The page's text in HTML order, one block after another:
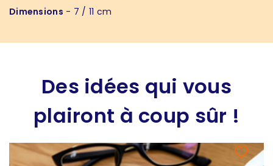
Dimensions - 7 / 11 cm
Des idées qui vous
plairont à coup sûr !